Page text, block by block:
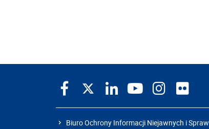
Biuro Ochrony Informacji Niejawnych i Spraw